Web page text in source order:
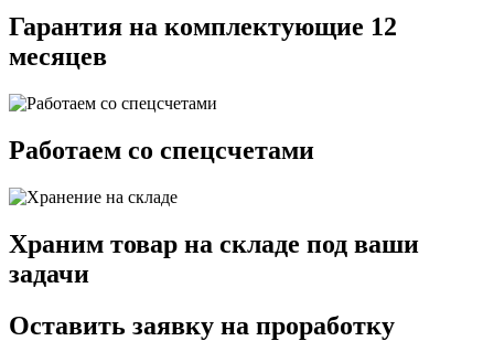
Гарантия на комплектующие 12
месяцев
Работаем со спецсчетами
Храним товар на складе под ваши
задачи
Оставить заявку на проработку